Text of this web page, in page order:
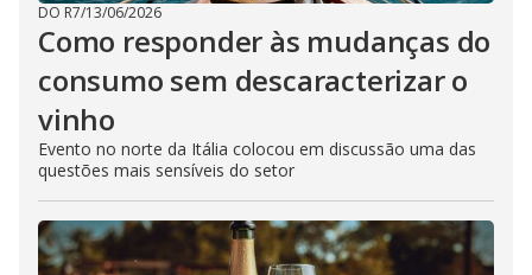
DO R7/13/06/2026
Como responder às mudanças do
consumo sem descaracterizar o
vinho
Evento no norte da Itália colocou em discussão uma das
questões mais sensíveis do setor